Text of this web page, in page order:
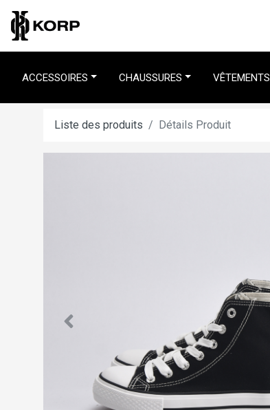
ACCESSOIRES CHAUSSURES VÊTEMENTS
Liste des produits Détails Produit